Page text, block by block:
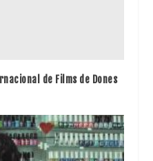
de Films de Dones